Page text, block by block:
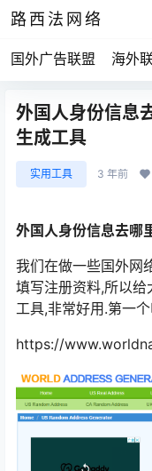
路西法网络
国外广告联盟 海外
外国人身份信息
生成工具
实用工具 3 年前
外国人身份信息去哪
我们在做一些国外网
填写注册资料,所以
工具,非常好用.第一个
https://